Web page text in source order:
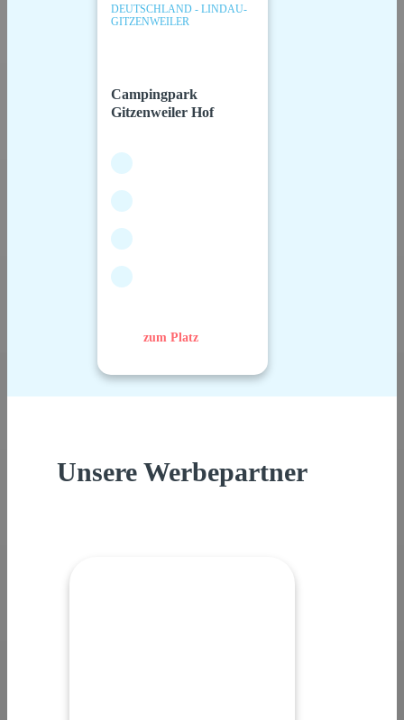
DEUTSCHLAND - LINDAU-
GITZENWEILER
Campingpark
Gitzenweiler Hof
zum Platz
Unsere Werbepartner